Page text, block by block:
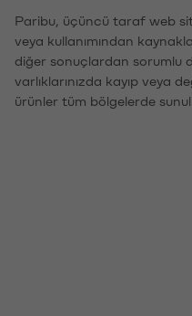
Paribu, üçüncü taraf web
veya kullanımından
diğer sonuçlardan sorumlu
varlıklarınızda kayıp veya
ürünler tüm bölgelerde